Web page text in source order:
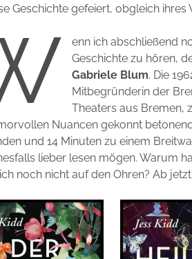
Geschichte gefeiert, obgleich
enn ich abschließend
Geschichte zu hören,
Gabriele Blum. Die
Mitbegründerin der
Theaters aus Bremen,
Nuancen gekonnt
und 14 Minuten zu einem
lieber lesen mögen. Warum
noch nicht auf den Ohren? Ab